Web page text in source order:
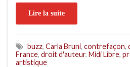
Lire la suite
buzz, Carla Bruni, contrefaçon,
France, droit d'auteur, Midi Libre,
artistique